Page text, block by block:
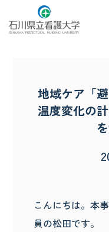
地域ケア「
温度変化の
こんにちは。本
員の松田です。